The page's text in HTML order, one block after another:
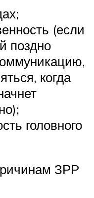
(если
поздно
когда
головного
ЗРР